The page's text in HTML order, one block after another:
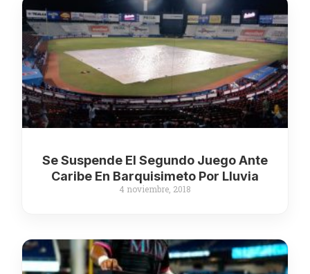
Se Suspende El Segundo Juego Ante
Caribe En Barquisimeto Por Lluvia
4 noviembre, 2018